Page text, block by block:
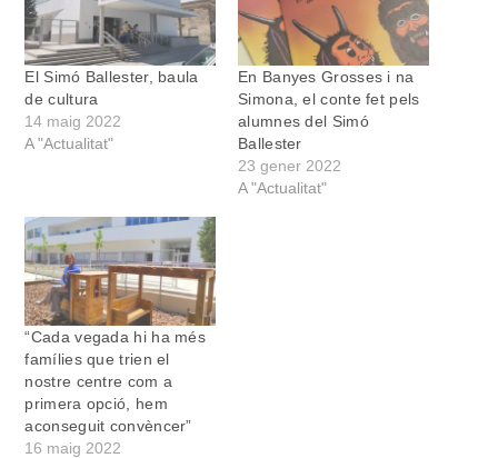
El Simó Ballester, baula
de cultura
14 maig 2022
A "Actualitat"
En Banyes Grosses i na
Simona, el conte fet pels
alumnes del Simó
Ballester
23 gener 2022
A "Actualitat"
“Cada vegada hi ha més
famílies que trien el
nostre centre com a
primera opció, hem
aconseguit convèncer”
16 maig 2022